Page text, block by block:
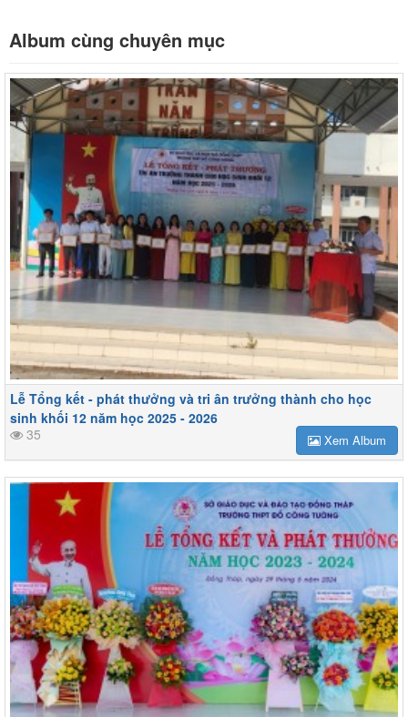
Album cùng chuyên mục
Lễ Tổng kết - phát thưởng và tri ân trưởng thành cho học
sinh khối 12 năm học 2025 - 2026
35
Xem Album